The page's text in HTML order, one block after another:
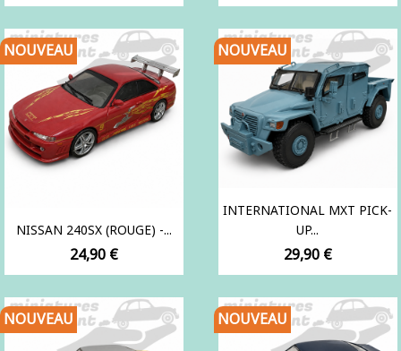
NISSAN 240SX (ROUGE) -...
Prix
24,90 €
NOUVEAU
INTERNATIONAL MXT PICK-
UP...
Prix
29,90 €
NOUVEAU
NOUVEAU NOUVEAU